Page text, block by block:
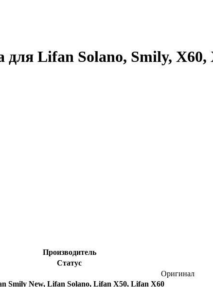
для Lifan Solano, Smily,
Производитель
Статус
Оригинал
Smily New, Lifan Solano, Lifan X50, Lifan X60